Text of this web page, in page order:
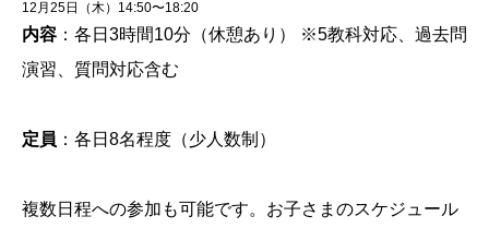
12月25日（木）14:50〜18:20
内容 ：各日3時間10分（休憩あり） ※5教科対応、過去問
演習、質問対応含む
定員 ：各日8名程度（少人数制）
複数日程への参加も可能です。お子さまのスケジュール